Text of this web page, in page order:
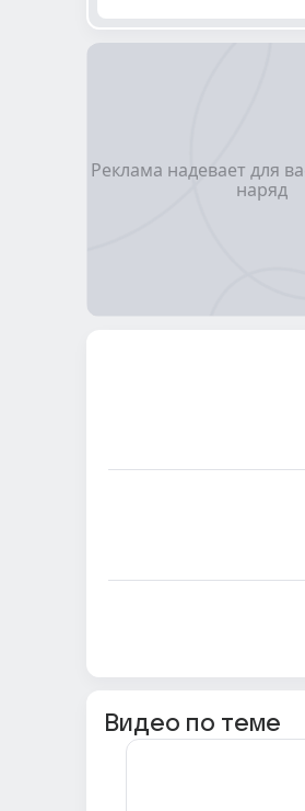
Видео по теме